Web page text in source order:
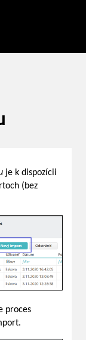
je k dispozícii
(bez
proces